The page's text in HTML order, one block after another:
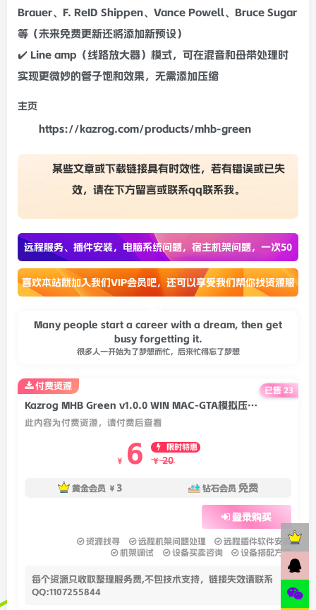
Brauer、F. ReID Shippen、Vance Powell、Bruce Sugar
等（未来免费更新还将添加新预设）
✔️ Line amp（线路放大器）模式，可在混音和母带处理时
实现更微妙的管子饱和效果，无需添加压缩
主页
https://kazrog.com/products/mhb-green
某些文章或下载链接具有时效性，若有错误或已失
效，请在下方留言或联系qq联系我。
远程服务、插件安装，电脑系统问题，宿主机架问题，一次50
喜欢本站就加入我们VIP会员吧，还可以享受我们帮你找资源服
Many people start a career with a dream, then get
busy forgetting it.
很多人一开始为了梦想而忙，后来忙得忘了梦想
Kazrog MHB Green v1.0.0 WIN MAC-GTA模拟压缩器/饱和器
此内容为付费资源，请付费后查看
￥ 6 限时特惠
￥ 20
黄金会员 ￥ 3 钻石会员 免费
登录购买
资源找寻 远程机架问题处理
远程插件软件安装
机架调试
设备买卖咨询 设备搭配方案
每个资源只收取整理服务费,不包技术支持，链接失效请联系
QQ:1107255844
付费资源 已售 23